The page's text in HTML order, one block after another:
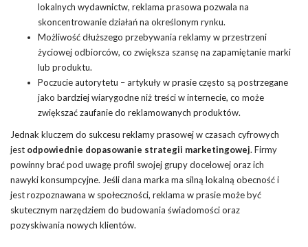
lokalnych wydawnictw, reklama prasowa pozwala na
skoncentrowanie działań na określonym rynku.
Możliwość dłuższego przebywania reklamy w przestrzeni
życiowej odbiorców, co zwiększa szansę na zapamiętanie marki
lub produktu.
Poczucie autorytetu – artykuły w prasie często są postrzegane
jako bardziej wiarygodne niż treści w internecie, co może
zwiększać zaufanie do reklamowanych produktów.
Jednak kluczem do sukcesu reklamy prasowej w czasach cyfrowych
jest odpowiednie dopasowanie strategii marketingowej. Firmy
powinny brać pod uwagę profil swojej grupy docelowej oraz ich
nawyki konsumpcyjne. Jeśli dana marka ma silną lokalną obecność i
jest rozpoznawana w społeczności, reklama w prasie może być
skutecznym narzędziem do budowania świadomości oraz
pozyskiwania nowych klientów.